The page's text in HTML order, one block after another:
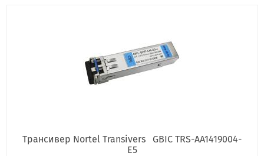
Трансивер Nortel Transivers GBIC TRS-AA1419004-
E5